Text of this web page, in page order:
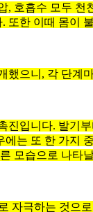
, 호흡수 모두 천
또한 이때 몸이
했으니, 각 단계
진입니다. 발기
에는 또 한 가지
모습으로 나타
자극하는 것으